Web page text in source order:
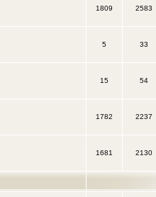
1809 2583
5 33
15 54
1782 2237
1681 2130